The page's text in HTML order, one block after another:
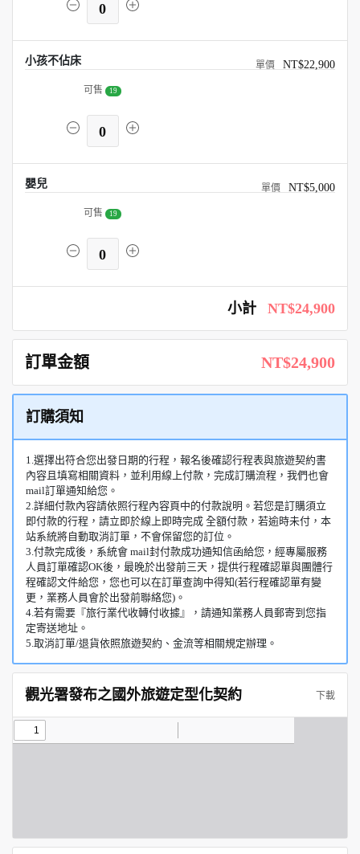
0
小孩不佔床 NT$22,900
可售 19
0
嬰兒 NT$5,000
可售 19
0
小計 NT$24,900
訂單金額 NT$24,900
訂購須知
1.選擇出符合您出發日期的行程，報名後確認行程表與旅遊契約書
內容且填寫相關資料，並利用線上付款，完成訂購流程，我們也會
mail訂單通知給您。
2.詳細付款內容請依照行程內容頁中的付款說明。若您是訂購須立
即付款的行程，請立即於線上即時完成 全額付款，若逾時未付，本
站系統將自動取消訂單，不會保留您的訂位。
3.付款完成後，系統會 mail封付款成功通知信函給您，經專屬服務
人員訂單確認OK後，最晚於出發前三天，提供行程確認單與團體行
程確認文件給您，您也可以在訂單查詢中得知(若行程確認單有變
更，業務人員會於出發前聯絡您)。
4.若有需要『旅行業代收轉付收據』，請通知業務人員郵寄到您指
定寄送地址。
5.取消訂單/退貨依照旅遊契約、金流等相關規定辦理。
觀光署發布之國外旅遊定型化契約 下載